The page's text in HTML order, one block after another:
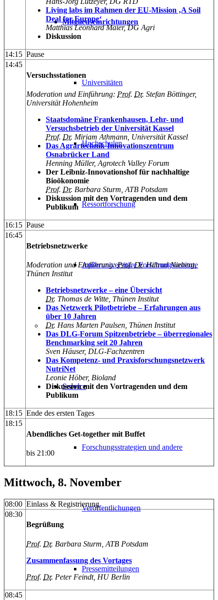
Mitgliedseinrichtungen
Universitäten
Hochschulen
Ressortforschung
Außeruniversitäre Forschungsinstitute
Service
Forschungsstrategien und andere
Veröffentlichungen
Pressemitteilungen
Living labs im Rahmen der EU-Mission ‚A Soil
Deal for Europe‘
Matthias Leonhard Maier, DG Agri
Diskussion
14:15 Pause
14:45
Versuchsstationen
Moderation und Einführung: Prof. Dr. Stefan Böttinger,
Universität Hohenheim
Staatsdomäne Frankenhausen, Lehr- und
Versuchsbetrieb der Universität Kassel
Prof. Dr. Miriam Athmann, Universität Kassel
Das Agrartechnik-Innovationszentrum
Osnabrücker Land
Henning Müller, Agrotech Valley Forum
Der Leibniz-Innovationshof für nachhaltige
Bioökonomie
Prof. Dr. Barbara Sturm, ATB Potsdam
Diskussion mit den Vortragenden und dem
Publikum
16:15 Pause
16:45
Betriebsnetzwerke
Moderation und Einführung:Prof.Dr. Hiltrud Nieberg,
Thünen Institut
Betriebsnetzwerke – eine Übersicht
Dr. Thomas de Witte, Thünen Institut
Das Netzwerk Pilotbetriebe – Erfahrungen aus
über 10 Jahren
Dr. Hans Marten Paulsen, Thünen Institut
Das DLG-Forum Spitzenbetriebe – überregionales
Benchmarking seit 20 Jahren
Sven Häuser, DLG-Fachzentren
Das Kompetenz- und Praxisforschungsnetzwerk
NutriNet
Leonie Höber, Bioland
Diskussion mit den Vortragenden und dem
Publikum
18:15 Ende des ersten Tages
18:15
Abendliches Get-together mit Buffet
bis 21:00
Mittwoch, 8. November
08:00 Einlass & Registrierung
08:30
Begrüßung
Prof. Dr. Barbara Sturm, ATB Potsdam
Zusammenfassung des Vortages
Prof. Dr. Peter Feindt, HU Berlin
08:45